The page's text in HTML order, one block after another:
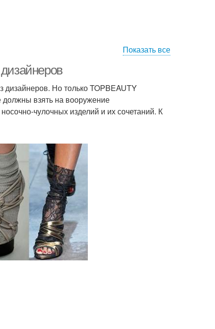
Показать все
Но только TOPBEAUTY
взять на вооружение
чулочных изделий и их сочетаний. К